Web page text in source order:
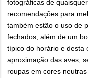
fotográficas de
recomendações para
também estão o uso de
fechados, além de um
típico do horário e desta
aproximação das aves,
roupas em cores